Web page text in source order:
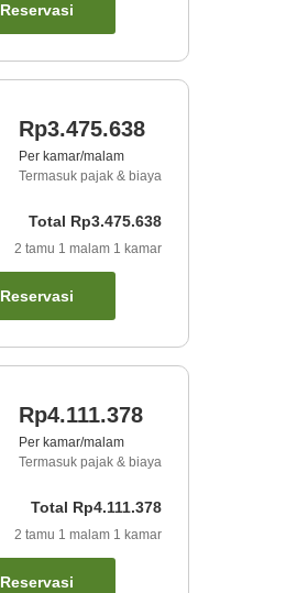
Reservasi
Rp3.475.638
Per kamar/malam
Termasuk pajak & biaya
Total Rp3.475.638
2 tamu 1 malam 1 kamar
Reservasi
Rp4.111.378
Per kamar/malam
Termasuk pajak & biaya
Total Rp4.111.378
2 tamu 1 malam 1 kamar
Reservasi